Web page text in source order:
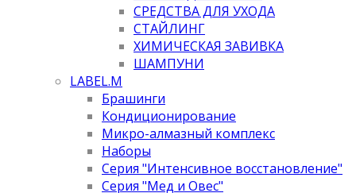
СРЕДСТВА ДЛЯ УХОДА
СТАЙЛИНГ
ХИМИЧЕСКАЯ ЗАВИВКА
ШАМПУНИ
LABEL.M
Брашинги
Кондиционирование
Микро-алмазный комплекс
Наборы
Серия "Интенсивное восстановление"
Серия "Мед и Овес"